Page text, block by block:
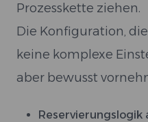
Prozesskette ziehen.
Die Konfiguration,
keine komplexe
aber bewusst
Reservierungslogik